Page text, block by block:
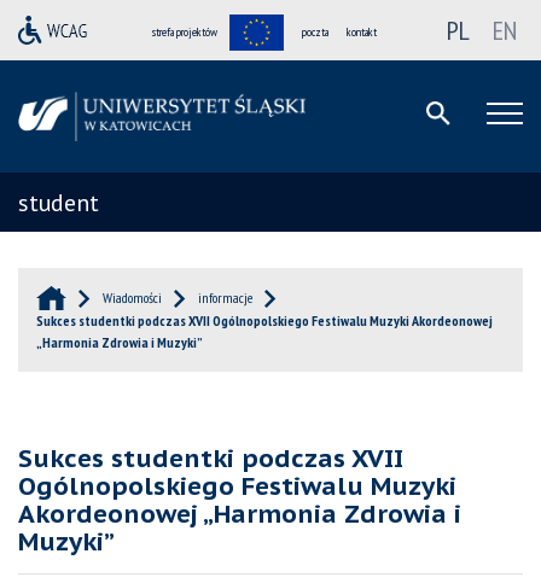
strefa projektów poczta kontakt PL EN
student
Wiadomości
informacje
Sukces studentki podczas XVII Ogólnopolskiego Festiwalu Muzyki Akordeonowej
„Harmonia Zdrowia i Muzyki”
Sukces studentki podczas XVII
Ogólnopolskiego Festiwalu Muzyki
Akordeonowej „Harmonia Zdrowia i
Muzyki”